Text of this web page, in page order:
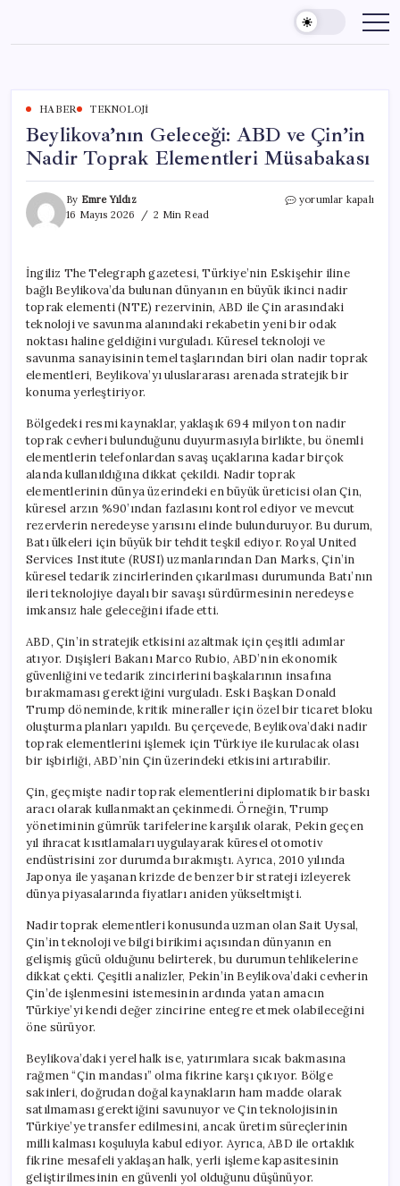
content
HABER TEKNOLOJI
Beylikova’nın Geleceği: ABD ve Çin’in
Nadir Toprak Elementleri Müsabakası
By Emre Yıldız
16 Mayıs 2026
2 Min Read
Beylikova’nın
Nadir
Toprak
Elementleri
Müsabakası
için
yorumlar kapalı
İngiliz The Telegraph gazetesi, Türkiye’nin Eskişehir iline
bağlı Beylikova’da bulunan dünyanın en büyük ikinci nadir
toprak elementi (NTE) rezervinin, ABD ile Çin arasındaki
teknoloji ve savunma alanındaki rekabetin yeni bir odak
noktası haline geldiğini vurguladı. Küresel teknoloji ve
savunma sanayisinin temel taşlarından biri olan nadir toprak
elementleri, Beylikova’yı uluslararası arenada stratejik bir
konuma yerleştiriyor.
Bölgedeki resmi kaynaklar, yaklaşık 694 milyon ton nadir
toprak cevheri bulunduğunu duyurmasıyla birlikte, bu önemli
elementlerin telefonlardan savaş uçaklarına kadar birçok
alanda kullanıldığına dikkat çekildi. Nadir toprak
elementlerinin dünya üzerindeki en büyük üreticisi olan Çin,
küresel arzın %90’ından fazlasını kontrol ediyor ve mevcut
rezervlerin neredeyse yarısını elinde bulunduruyor. Bu durum,
Batı ülkeleri için büyük bir tehdit teşkil ediyor. Royal United
Services Institute (RUSI) uzmanlarından Dan Marks, Çin’in
küresel tedarik zincirlerinden çıkarılması durumunda Batı’nın
ileri teknolojiye dayalı bir savaşı sürdürmesinin neredeyse
imkansız hale geleceğini ifade etti.
ABD, Çin’in stratejik etkisini azaltmak için çeşitli adımlar
atıyor. Dışişleri Bakanı Marco Rubio, ABD’nin ekonomik
güvenliğini ve tedarik zincirlerini başkalarının insafına
bırakmaması gerektiğini vurguladı. Eski Başkan Donald
Trump döneminde, kritik mineraller için özel bir ticaret bloku
oluşturma planları yapıldı. Bu çerçevede, Beylikova’daki nadir
toprak elementlerini işlemek için Türkiye ile kurulacak olası
bir işbirliği, ABD’nin Çin üzerindeki etkisini artırabilir.
Çin, geçmişte nadir toprak elementlerini diplomatik bir baskı
aracı olarak kullanmaktan çekinmedi. Örneğin, Trump
yönetiminin gümrük tarifelerine karşılık olarak, Pekin geçen
yıl ihracat kısıtlamaları uygulayarak küresel otomotiv
endüstrisini zor durumda bırakmıştı. Ayrıca, 2010 yılında
Japonya ile yaşanan krizde de benzer bir strateji izleyerek
dünya piyasalarında fiyatları aniden yükseltmişti.
Nadir toprak elementleri konusunda uzman olan Sait Uysal,
Çin’in teknoloji ve bilgi birikimi açısından dünyanın en
gelişmiş gücü olduğunu belirterek, bu durumun tehlikelerine
dikkat çekti. Çeşitli analizler, Pekin’in Beylikova’daki cevherin
Çin’de işlenmesini istemesinin ardında yatan amacın
Türkiye’yi kendi değer zincirine entegre etmek olabileceğini
öne sürüyor.
Beylikova’daki yerel halk ise, yatırımlara sıcak bakmasına
rağmen “Çin mandası” olma fikrine karşı çıkıyor. Bölge
sakinleri, doğrudan doğal kaynakların ham madde olarak
satılmaması gerektiğini savunuyor ve Çin teknolojisinin
Türkiye’ye transfer edilmesini, ancak üretim süreçlerinin
milli kalması koşuluyla kabul ediyor. Ayrıca, ABD ile ortaklık
fikrine mesafeli yaklaşan halk, yerli işleme kapasitesinin
geliştirilmesinin en güvenli yol olduğunu düşünüyor.